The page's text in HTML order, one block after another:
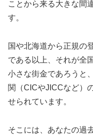
ことから来る大きな間
す。
国や北海道から正規の
である以上、それが全
小さな街金であろうと
関（CICやJICCなど）
せられています。
そこには、あなたの過